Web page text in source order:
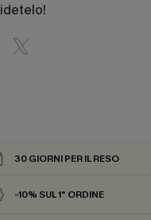
30 GIORNI PER IL RESO
-10% SUL 1° ORDINE